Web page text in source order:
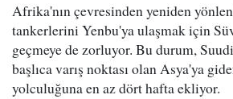
Afrika'nın çevresinden yeniden
tankerlerini Yenbu'ya ulaşmak için
geçmeye de zorluyor. Bu durum,
başlıca varış noktası olan Asya'ya
yolculuğuna en az dört hafta ekliyor.